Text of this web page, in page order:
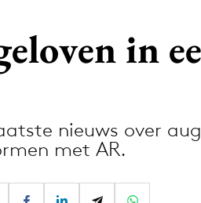
Media
Merkstrategie
PR
in
nieuws over
met AR.